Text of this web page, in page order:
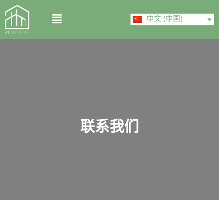
Skip
to
content
Menu 中文 (中国)
English
联系我们